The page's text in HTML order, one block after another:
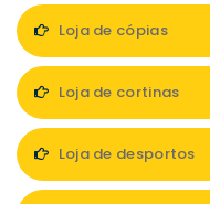
Loja de cópias
Loja de cortinas
Loja de desportos